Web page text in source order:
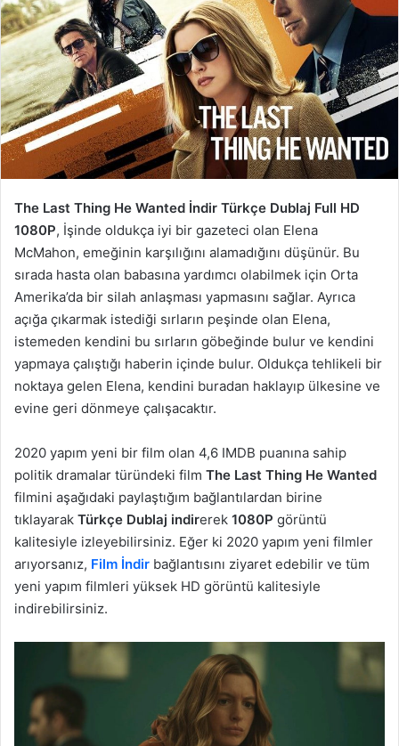
The Last Thing He Wanted İndir Türkçe Dublaj Full HD
1080P, İşinde oldukça iyi bir gazeteci olan Elena
McMahon, emeğinin karşılığını alamadığını düşünür. Bu
sırada hasta olan babasına yardımcı olabilmek için Orta
Amerika’da bir silah anlaşması yapmasını sağlar. Ayrıca
açığa çıkarmak istediği sırların peşinde olan Elena,
istemeden kendini bu sırların göbeğinde bulur ve kendini
yapmaya çalıştığı haberin içinde bulur. Oldukça tehlikeli bir
noktaya gelen Elena, kendini buradan haklayıp ülkesine ve
evine geri dönmeye çalışacaktır.
2020 yapım yeni bir film olan 4,6 IMDB puanına sahip
politik dramalar türündeki film The Last Thing He Wanted
filmini aşağıdaki paylaştığım bağlantılardan birine
tıklayarak Türkçe Dublaj indirerek 1080P görüntü
kalitesiyle izleyebilirsiniz. Eğer ki 2020 yapım yeni filmler
arıyorsanız, Film İndir bağlantısını ziyaret edebilir ve tüm
yeni yapım filmleri yüksek HD görüntü kalitesiyle
indirebilirsiniz.